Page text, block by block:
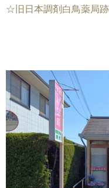
☆旧日本調剤白鳥薬局